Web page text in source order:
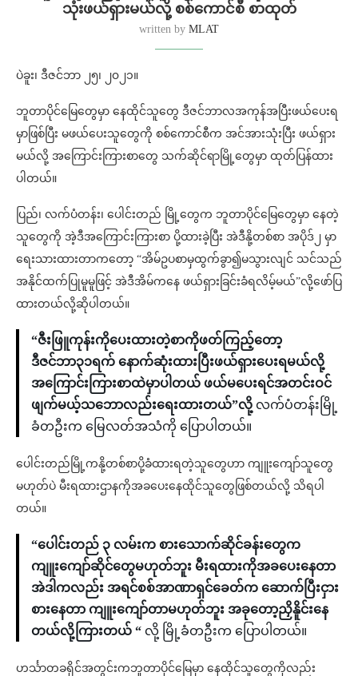
သုံးဖယ်ရှားမယ်လို့ စစ်‌ကောင်စီ စာထုတ်
written by MLAT
ပဲခူး၊ ဒီဇင်ဘာ ၂၅၊ ၂၀၂၁။
ဘူတာပိုင်မြေတွေမှာ နေထိုင်သူတွေ ဒီဇင်ဘာလအကုန်အပြီးဖယ်ပေးရ
မှာဖြစ်ပြီး မဖယ်ပေးသူတွေကို စစ်ကောင်စီက အင်အားသုံးပြီး ဖယ်ရှား
မယ်လို့ အကြောင်းကြားစာတွေ သက်ဆိုင်ရာမြို့တွေမှာ ထုတ်ပြန်ထား
ပါတယ်။
ပြည်၊ လက်ပံတန်း၊ ပေါင်းတည် မြို့တွေက ဘူတာ‌ပိုင်မြေတွေမှာ နေတဲ့
သူတွေကို အဲ့ဒီအကြောင်းကြားစာ ပို့ထားခဲ့ပြီး အဲဒီနို့တစ်စာ အပိုဒ်၂ မှာ
ရေးသားထားတာကတော့ “အိမ်ဥပစာမှထွက်ခွာ၍မသွားလျင် သင်သည်
အနိုင်ထက်ပြုမူမူဖြင့် အဲဒီအိမ်ကနေ ဖယ်ရှားခြင်းခံရလိမ့်မယ်”လို့ဖော်ပြ
ထားတယ်လို့ဆိုပါတယ်။
“ဇီးဖြူကုန်းကိုပေးထားတဲ့စာကိုဖတ်ကြည့်တော့
ဒီဇင်ဘာ၃၁ရက်‌ နောက်ဆုံးထားပြီးဖယ်ရှားပေးရမယ်လို့
အကြောင်းကြားစာထဲမှာပါတယ် ဖယ်မပေးရင်အတင်းဝင်
ဖျက်မယ့်သဘောလည်းရေးထားတယ်”လို့ လက်ပံတန်းမြို့
ခံတဦးက မြေလတ်အသံကို ပြောပါတယ်။
ပေါင်းတည်မြို့ကနို့တစ်စာပို့ခံထားရတဲ့သူတွေဟာ ကျူးကျော်သူတွေ
မဟုတ်ပဲ မီးရထားဌာနကိုအခပေးနေထိုင်သူတွေဖြစ်တယ်လို့ သိရပါ
တယ်။
“ပေါင်းတည် ၃ လမ်းက စား‌သောက်ဆိုင်ခန်းတွေက
ကျူးကျော်ဆိုင်တွေမဟုတ်ဘူး မီးရထားကိုအခပေးနေတာ
အဲဒါကလည်း အရင်စစ်အာဏာရှင်ခေတ်က ဆောက်ပြီးငှား
စားနေတာ ကျူးကျော်တာမဟုတ်ဘူး အခုတော့ညှိနိူင်းနေ
တယ်လို့ကြားတယ် “ လို့ မြို့ခံတဦး‌က ပြောပါတယ်။
ဟင်္သာတခရိုင်အတွင်းကဘူတာပိုင်မြေမှာ နေထိုင်သူ‌တွေကိုလည်း